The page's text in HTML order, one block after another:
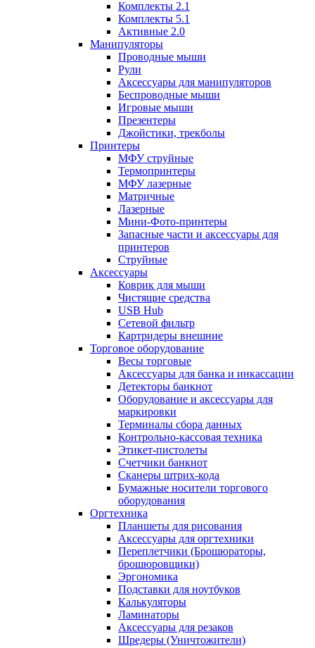
Комплекты 2.1
Комплекты 5.1
Активные 2.0
Манипуляторы
Проводные мыши
Рули
Аксессуары для манипуляторов
Беспроводные мыши
Игровые мыши
Презентеры
Джойстики, трекболы
Принтеры
МФУ струйные
Термопринтеры
МФУ лазерные
Матричные
Лазерные
Мини-Фото-принтеры
Запасные части и аксессуары для
принтеров
Струйные
Аксессуары
Коврик для мыши
Чистящие средства
USB Hub
Сетевой фильтр
Картридеры внешние
Торговое оборудование
Весы торговые
Аксессуары для банка и инкассации
Детекторы банкнот
Оборудование и аксессуары для
маркировки
Терминалы сбора данных
Контрольно-кассовая техника
Этикет-пистолеты
Счетчики банкнот
Сканеры штрих-кода
Бумажные носители торгового
оборудования
Оргтехника
Планшеты для рисования
Аксессуары для оргтехники
Переплетчики (Брошюраторы,
брошюровщики)
Эргономика
Подставки для ноутбуков
Калькуляторы
Ламинаторы
Аксессуары для резаков
Шредеры (Уничтожители)